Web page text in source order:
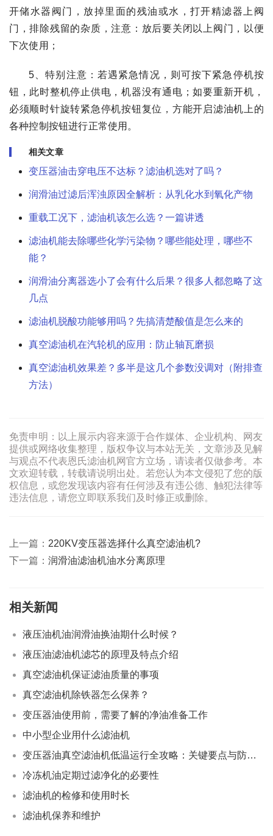
开储水器阀门，放掉里面的残油或水，打开精滤器上阀
门，排除残留的杂质，注意：放后要关闭以上阀门，以便
下次使用；
5、特别注意：若遇紧急情况，则可按下紧急停机按
钮，此时整机停止供电，机器没有通电；如要重新开机，
必须顺时针旋转紧急停机按钮复位，方能开启滤油机上的
各种控制按钮进行正常使用。
相关文章
变压器油击穿电压不达标？滤油机选对了吗？
润滑油过滤后浑浊原因全解析：从乳化水到氧化产物
重载工况下，滤油机该怎么选？一篇讲透
滤油机能去除哪些化学污染物？哪些能处理，哪些不
能？
润滑油分离器选小了会有什么后果？很多人都忽略了这
几点
滤油机脱酸功能够用吗？先搞清楚酸值是怎么来的
真空滤油机在汽轮机的应用：防止轴瓦磨损
真空滤油机效果差？多半是这几个参数没调对（附排查
方法）
免责申明：以上展示内容来源于合作媒体、企业机构、网友
提供或网络收集整理，版权争议与本站无关，文章涉及见解
与观点不代表恩氏滤油机网官方立场，请读者仅做参考。本
文欢迎转载，转载请说明出处。若您认为本文侵犯了您的版
权信息，或您发现该内容有任何涉及有违公德、触犯法律等
违法信息，请您立即联系我们及时修正或删除。
上一篇： 220KV变压器选择什么真空滤油机?
下一篇： 润滑油滤油机油水分离原理
相关新闻
液压油机油润滑油换油期什么时候？
液压油滤油机滤芯的原理及特点介绍
真空滤油机保证滤油质量的事项
真空滤油机除铁器怎么保养？
变压器油使用前，需要了解的净油准备工作
中小型企业用什么滤油机
变压器油真空滤油机低温运行全攻略：关键要点与防冻策略
冷冻机油定期过滤净化的必要性
滤油机的检修和使用时长
滤油机保养和维护